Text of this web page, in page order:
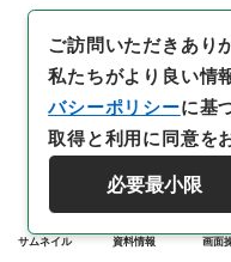
サムネイル 資料情報 画面
ご訪問いただきあり
私たちがより良い情
バシーポリシーに基
取得と利用に同意を
必要最小限